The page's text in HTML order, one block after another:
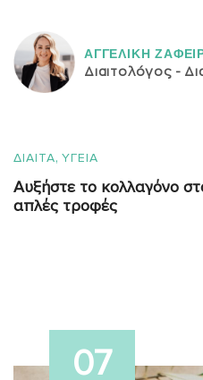
ΑΓΓΕΛΙΚH
Διαιτολόγος -
ΔΙΑΙΤΑ, ΥΓΕΙΑ
Αυξήστε το κολλαγόνο
απλές τροφές
07